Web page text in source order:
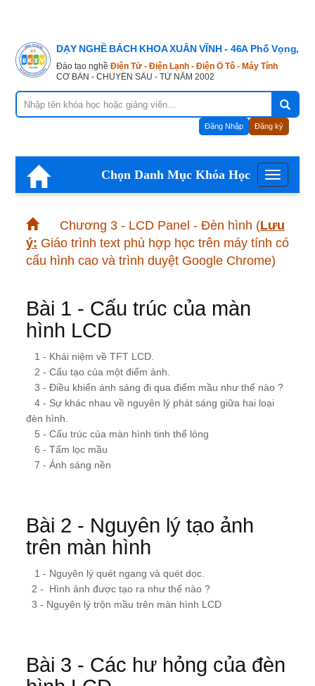
DẠY NGHỀ BÁCH KHOA XUÂN VĨNH - 46A Phố Vọng,
Đào tạo nghề Điện Tử - Điện Lạnh - Điện Ô Tô - Máy Tính
CƠ BẢN - CHUYÊN SÂU - TỪ NĂM 2002
Đăng Nhập Đăng ký
Menu
Chọn Danh Mục Khóa Học
Chương 3 - LCD Panel - Đèn hình (Lưu
ý: Giáo trình text phù hợp học trên máy tính có
cấu hình cao và trình duyệt Google Chrome)
Bài 1 - Cấu trúc của màn
hình LCD
1 - Khái niệm về TFT LCD.
2 - Cấu tạo của một điểm ảnh.
3 - Điều khiển ánh sáng đi qua điểm mầu như thế nào ?
4 - Sự khác nhau về nguyên lý phát sáng giữa hai loại
đèn hình.
5 - Cấu trúc của màn hình tinh thể lỏng
6 - Tấm lọc mầu
7 - Ánh sáng nền
Bài 2 - Nguyên lý tạo ảnh
trên màn hình
1 - Nguyên lý quét ngang và quét dọc.
2 - Hình ảnh được tạo ra như thế nào ?
3 - Nguyên lý trộn mầu trên màn hình LCD
Bài 3 - Các hư hỏng của đèn